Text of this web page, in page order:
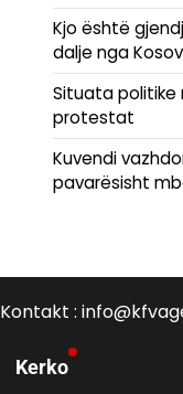
Kjo është
dalje nga
Situata politike
protestat
Kuvendi
pavarësisht
Kontakt :
Kerko